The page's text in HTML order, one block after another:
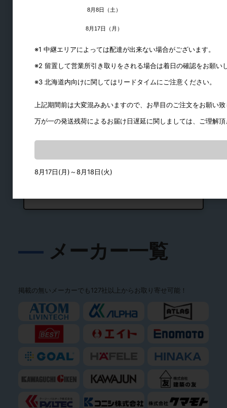
工具・ビス
地震対策用金物
ビット
ビス・釘
接着剤
シリコンスプレー
テープ
メーカー一覧
掲載の無いメーカーでも127社以上からお取り寄せ可能！
8月8日（土）
8月17日（月）
※1 中継エリアによっては配達が出来ない場合がございます。
※2 留置して営業所引き取りをされる場合は着日の確認をお願い
※3 北海道内向けに関してはリードタイムにご注意ください。
上記期間前は大変混みあいますので、お早目のご注文をお願い
万が一の発送残荷によるお届け日遅延に関しましては、ご理解
8月17日(月)～8月18日(火)